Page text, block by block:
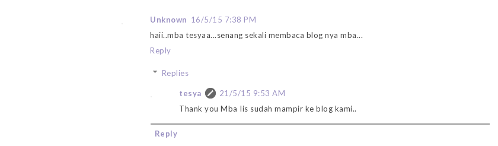
Unknown 16/5/15 7:38 PM
haii..mba tesyaa...senang sekali membaca blog nya mba...
Reply
Replies
tesya
21/5/15 9:53 AM
Thank you Mba Iis sudah mampir ke blog kami..
Reply